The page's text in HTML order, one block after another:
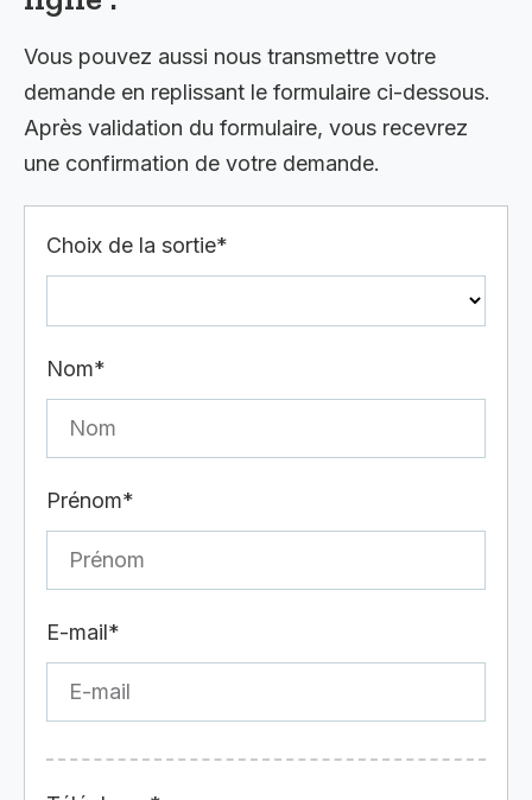
Vous pouvez aussi nous transmettre votre
demande en replissant le formulaire ci-dessous.
Après validation du formulaire, vous recevrez
une confirmation de votre demande.
Choix de la sortie*
Nom*
Prénom*
E-mail*